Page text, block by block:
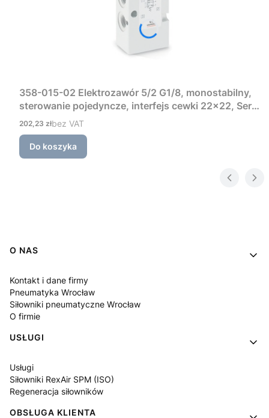
358-015-02 Elektrozawór 5/2 G1/8, monostabilny,
sterowanie pojedyncze, interfejs cewki 22×22, Seria
3 Camozzi
Cena
202,23 złbez VAT
Do koszyka
Linki w stopce
O NAS
Kontakt i dane firmy
Pneumatyka Wrocław
Siłowniki pneumatyczne Wrocław
O firmie
USŁUGI
Usługi
Siłowniki RexAir SPM (ISO)
Regeneracja siłowników
OBSŁUGA KLIENTA